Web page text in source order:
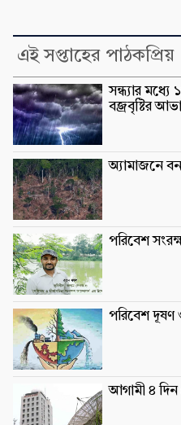
এই সপ্তাহের পাঠকপ্রিয়
সন্ধ্যার
বজ্রবৃষ্টির
অ্যামাজনে
পরিবেশ
পরিবেশ দূষণ
আগামী ৪